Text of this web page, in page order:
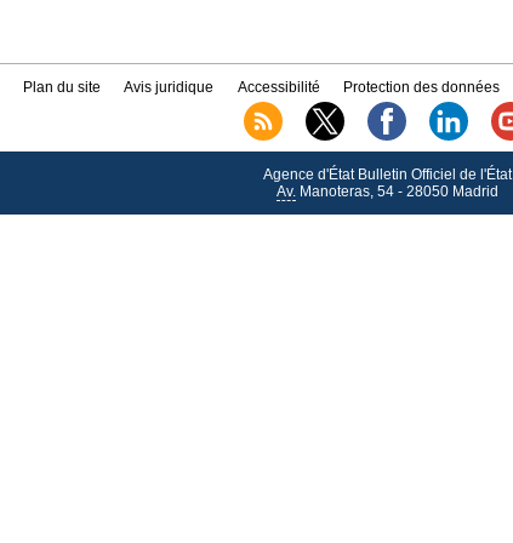
Plan du site Avis juridique Accessibilité Protection des données
Agence d'État Bulletin Officiel de l'État
Av.Manoteras, 54 - 28050 Madrid